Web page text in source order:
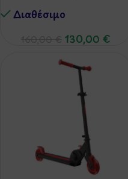
Διαθέσιμo
130,00 €